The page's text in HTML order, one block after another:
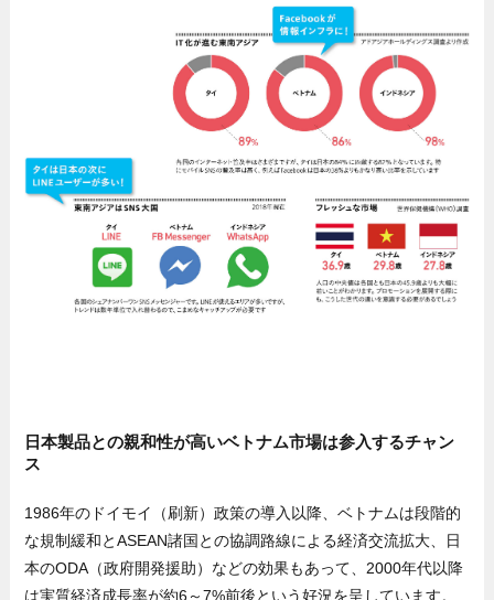
日本製品との親和性が高いベトナム市場は参入するチャン
ス
1986年のドイモイ（刷新）政策の導入以降、ベトナムは段階的
な規制緩和とASEAN諸国との協調路線による経済交流拡大、日
本のODA（政府開発援助）などの効果もあって、2000年代以降
は実質経済成長率が約6～7%前後という好況を呈しています。